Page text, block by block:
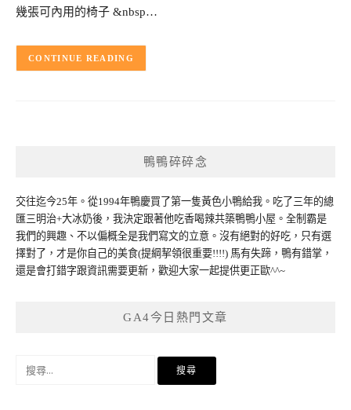
幾張可內用的椅子 &nbsp…
CONTINUE READING
鴨鴨碎碎念
交往迄今25年。從1994年鴨慶買了第一隻黃色小鴨給我。吃了三年的總
匯三明治+大冰奶後，我決定跟著他吃香喝辣共築鴨鴨小屋。全制霸是
我們的興趣、不以偏概全是我們寫文的立意。沒有絕對的好吃，只有選
擇對了，才是你自己的美食(提綱挈領很重要!!!!) 馬有失蹄，鴨有錯掌，
還是會打錯字跟資訊需要更新，歡迎大家一起提供更正歐^^~
GA4今日熱門文章